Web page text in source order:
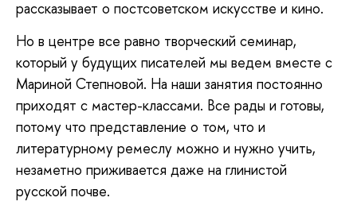
рассказывает о постсоветском искусстве и кино.
Но в центре все равно творческий семинар,
который у будущих писателей мы ведем вместе с
Мариной Степновой. На наши занятия постоянно
приходят с мастер-классами. Все рады и готовы,
потому что представление о том, что и
литературному ремеслу можно и нужно учить,
незаметно приживается даже на глинистой
русской почве.